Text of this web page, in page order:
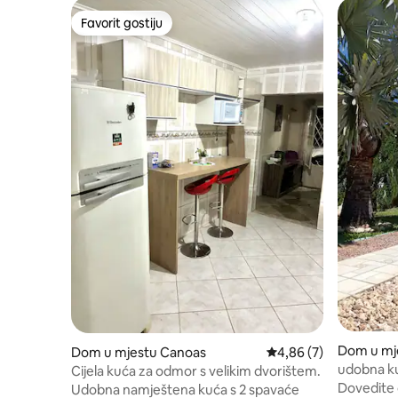
Favorit gostiju
Favorit gostiju
Dom u mjestu Canoas Prosječna ocjena:
4,86 (7)
Cijela kuća za odmor s velikim dvorištem.
Udobna namještena kuća s 2 spavaće
Dom u
udobna
NSR.
Dovedite